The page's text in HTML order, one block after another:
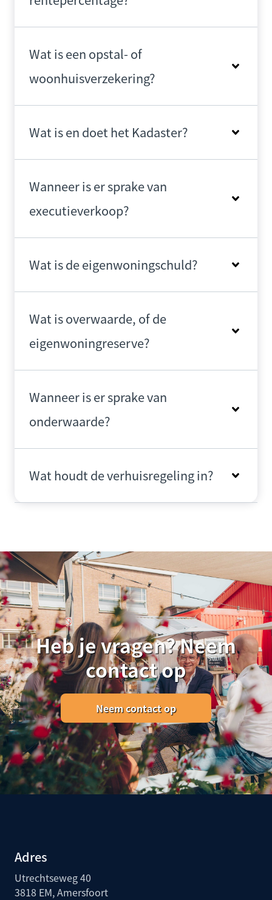
Wat is een opstal- of
woonhuisverzekering?
Wat is en doet het Kadaster?
Wanneer is er sprake van
executieverkoop?
Wat is de eigenwoningschuld?
Wat is overwaarde, of de
eigenwoningreserve?
Wanneer is er sprake van
onderwaarde?
Wat houdt de verhuisregeling in?
Heb je vragen? Neem
contact op
Neem contact op
Adres
Utrechtseweg 40
3818 EM, Amersfoort